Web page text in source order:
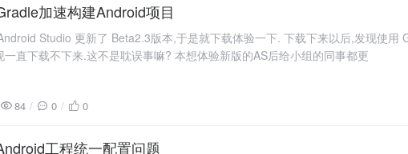
加速构建Android项目
Studio 更新了 Beta2.3版本,于是就下载体验一下. 下载下来以后,发现使
一直下载不下来.这不是耽误事嘛? 本想体验新版的AS后给小组的同事都更
84 0 0
工程统一配置问题